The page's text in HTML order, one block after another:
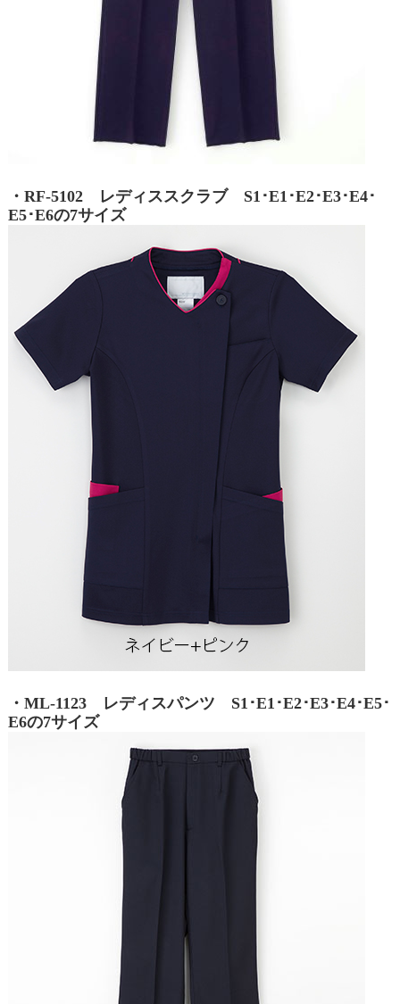
・RF-5102 レディススクラブ S1･E1･E2･E3･E4･
E5･E6の7サイズ
・ML-1123 レディスパンツ S1･E1･E2･E3･E4･E5･
E6の7サイズ